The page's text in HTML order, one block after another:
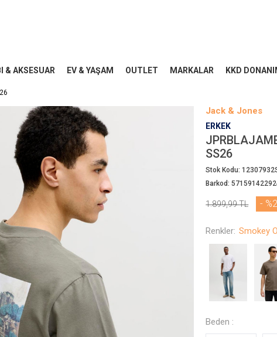
& AKSESUAR EV & YAŞAM OUTLET MARKALAR KKD
Jack & Jones
ERKEK
SS26
Stok Kodu:
Barkod:
1.899,99TL -
Beden :
Renkler: Smokey